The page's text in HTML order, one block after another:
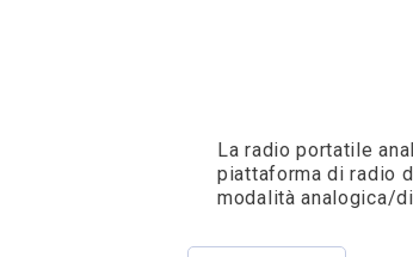
La radio portatile
piattaforma di radio
modalità analogica/